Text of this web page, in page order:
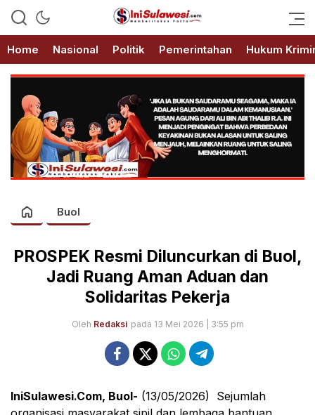
IniSulawesi.com
Memberitakan Fakta
Home
Nasional Politik Pemerintahan Hukum
Buol
PROSPEK Resmi Diluncurkan di Buol,
Jadi Ruang Aman Aduan dan
Solidaritas Pekerja
Oleh Redaksi pada 13 Mei 2026 | 3:55 pm
IniSulawesi.Com, Buol- (13/05/2026) Sejumlah